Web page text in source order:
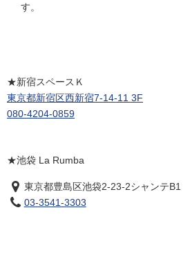
す。
★新宿スペースＫ
東京都新宿区西新宿7-14-11 3F
080-4204-0859
★池袋 La Rumba
東京都豊島区池袋2-23-2シャンテB1
03-3541-3303